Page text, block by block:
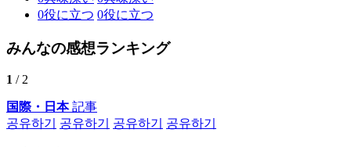
0役に立つ 0役に立つ
みんなの感想ランキング
1 / 2
国際・日本記事
공유하기
공유하기 공유하기 공유하기